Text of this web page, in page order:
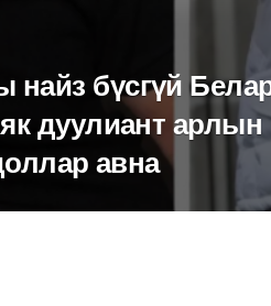
бүсгүй
дуулиант арлын
авна